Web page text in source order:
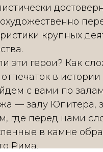
крупных
эти герои? Как
в
с вами по
— залу Юпитера,
где перед нами
в камне
Рима.